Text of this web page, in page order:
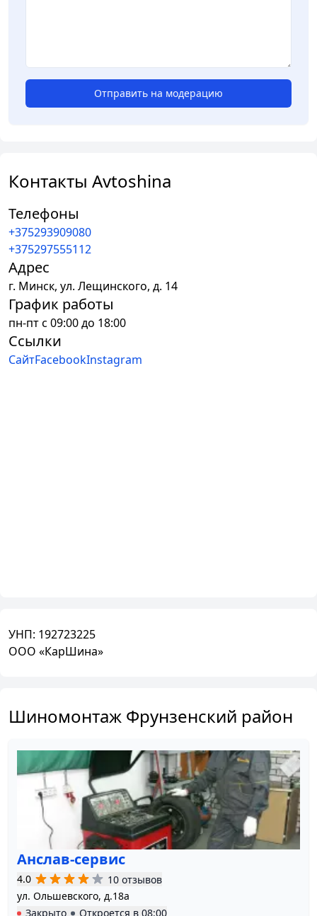
Отправить на модерацию
Контакты Avtoshina
Телефоны
+375293909080
+375297555112
Адрес
г. Минск, ул. Лещинского, д. 14
График работы
пн-пт с 09:00 до 18:00
Ссылки
СайтFacebookInstagram
УНП: 192723225
ООО «КарШина»
Шиномонтаж Фрунзенский район
Анслав-сервис
4.0
10 отзывов
ул. Ольшевского, д.18а
Закрыто
Откроется в 08:00